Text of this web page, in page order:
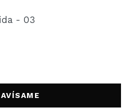
podrás realizar
revisar el estado de tus
anteriores.
- 03
AVÍSAME